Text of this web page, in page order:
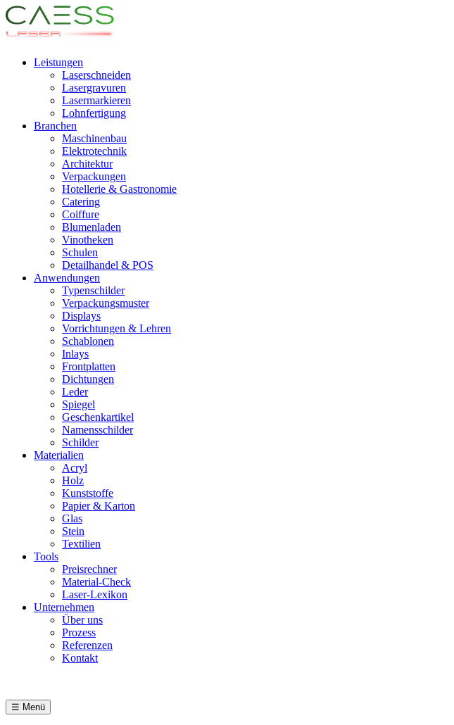
Leistungen
Laserschneiden
Lasergravuren
Lasermarkieren
Lohnfertigung
Branchen
Maschinenbau
Elektrotechnik
Architektur
Verpackungen
Hotellerie & Gastronomie
Catering
Coiffure
Blumenladen
Vinotheken
Schulen
Detailhandel & POS
Anwendungen
Typenschilder
Verpackungsmuster
Displays
Vorrichtungen & Lehren
Schablonen
Inlays
Frontplatten
Dichtungen
Leder
Spiegel
Geschenkartikel
Namensschilder
Schilder
Materialien
Acryl
Holz
Kunststoffe
Papier & Karton
Glas
Stein
Textilien
Tools
Preisrechner
Material-Check
Laser-Lexikon
Unternehmen
Über uns
Prozess
Referenzen
Kontakt
☰ Menü